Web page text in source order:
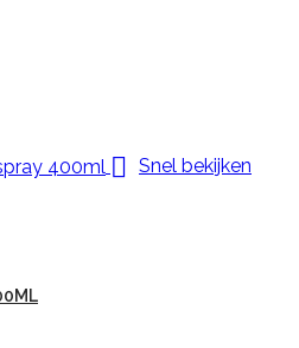
 Snel bekijken